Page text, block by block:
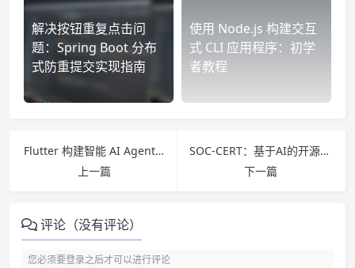
解决按钮重复点击问
题：Spring Boot 分布
式防重提交实现指南
使用 Node.js 构建交互
式 CLI 应用程序：初学
者教程
Flutter 构建智能 AI Agent 全面指南（2025 开发者必看）
上一篇
SOC-CERT：基于AI的开源威胁情报系统，实时监控CVE漏洞
下一篇
评论（没有评论）